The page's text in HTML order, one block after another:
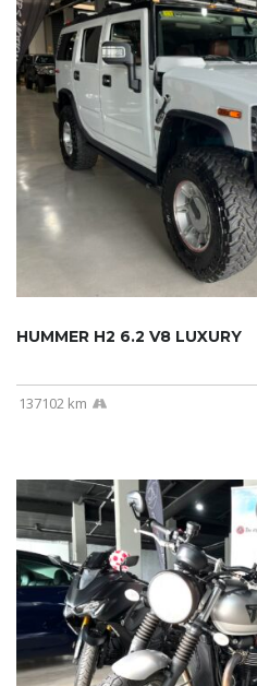
HUMMER H2 6.2 V8 LUXURY
137102 km